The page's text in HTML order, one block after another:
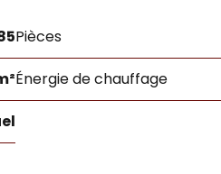
Pièces
Énergie de chauffage